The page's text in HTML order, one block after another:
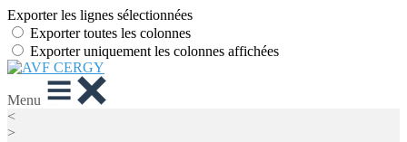
Exporter les lignes sélectionnées
Exporter toutes les colonnes
Exporter uniquement les colonnes affichées
Menu
<
>